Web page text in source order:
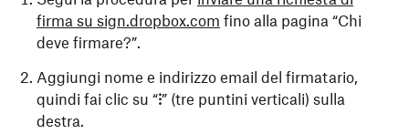
firma su sign.dropbox.com fino alla pagina “Chi
deve firmare?”.
Aggiungi nome e indirizzo email del firmatario,
quindi fai clic su “⁝” (tre puntini verticali) sulla
destra.